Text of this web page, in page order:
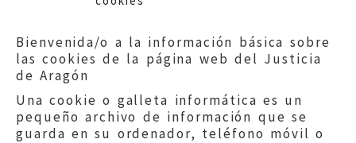
Bienvenida/o a la información básica sobre
las cookies de la página web del Justicia
de Aragón
Una cookie o galleta informática es un
pequeño archivo de información que se
guarda en su ordenador, teléfono móvil o